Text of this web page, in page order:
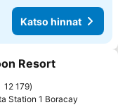
Katso hinnat
Resort
12 179
Station 1 Boracay